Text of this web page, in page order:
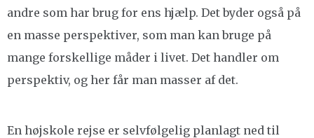
andre som har brug for ens hjælp. Det byder også på
en masse perspektiver, som man kan bruge på
mange forskellige måder i livet. Det handler om
perspektiv, og her får man masser af det.
En højskole rejse er selvfølgelig planlagt ned til